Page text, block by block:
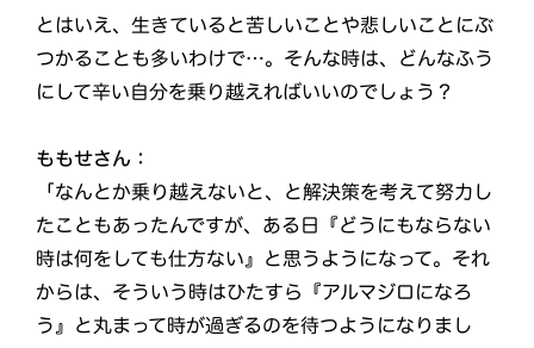
とはいえ、生きていると苦しいことや悲しいことにぶ
つかることも多いわけで…。そんな時は、どんなふう
にして辛い自分を乗り越えればいいのでしょう？
ももせさん：
「なんとか乗り越えないと、と解決策を考えて努力し
たこともあったんですが、ある日『どうにもならない
時は何をしても仕方ない』と思うようになって。それ
からは、そういう時はひたすら『アルマジロになろ
う』と丸まって時が過ぎるのを待つようになりまし